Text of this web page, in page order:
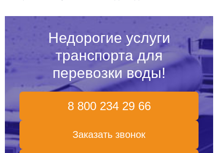
Недорогие услуги
транспорта для
перевозки воды!
8 800 234 29 66
Заказать звонок